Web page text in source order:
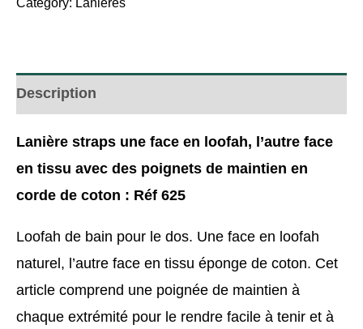
Description
Lanière straps une face en loofah, l’autre face
en tissu avec des poignets de maintien en
corde de coton : Réf 625
Loofah de bain pour le dos. Une face en loofah
naturel, l’autre face en tissu éponge de coton. Cet
article comprend une poignée de maintien à
chaque extrémité pour le rendre facile à tenir et à